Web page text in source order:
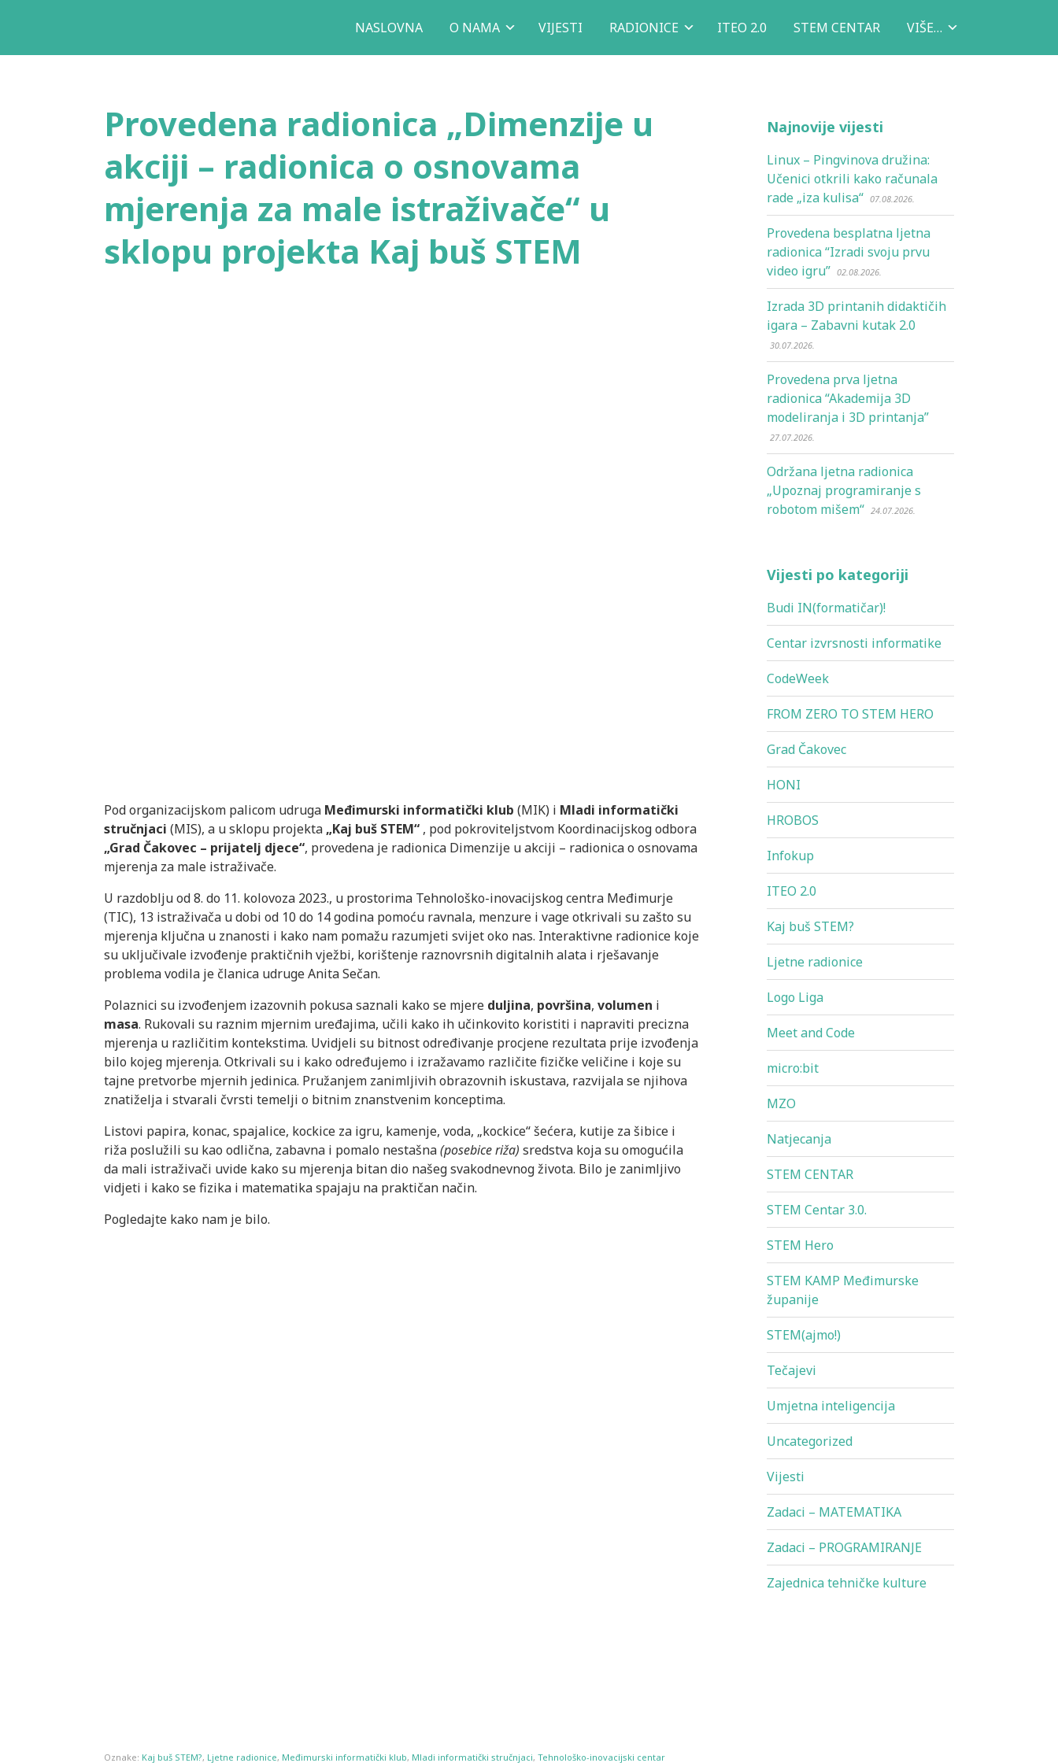
NASLOVNA O NAMA VIJESTI RADIONICE ITEO 2.0 STEM CENTAR VIŠE…
Provedena radionica „Dimenzije u
akciji – radionica o osnovama
mjerenja za male istraživače“ u
sklopu projekta Kaj buš STEM
Pod organizacijskom palicom udruga Međimurski informatički klub (MIK) i Mladi informatički
stručnjaci (MIS), a u sklopu projekta „Kaj buš STEM“ , pod pokroviteljstvom Koordinacijskog odbora
„Grad Čakovec – prijatelj djece“, provedena je radionica Dimenzije u akciji – radionica o osnovama
mjerenja za male istraživače.
U razdoblju od 8. do 11. kolovoza 2023., u prostorima Tehnološko-inovacijskog centra Međimurje
(TIC), 13 istraživača u dobi od 10 do 14 godina pomoću ravnala, menzure i vage otkrivali su zašto su
mjerenja ključna u znanosti i kako nam pomažu razumjeti svijet oko nas. Interaktivne radionice koje
su uključivale izvođenje praktičnih vježbi, korištenje raznovrsnih digitalnih alata i rješavanje
problema vodila je članica udruge Anita Sečan.
Polaznici su izvođenjem izazovnih pokusa saznali kako se mjere duljina, površina, volumen i
masa. Rukovali su raznim mjernim uređajima, učili kako ih učinkovito koristiti i napraviti precizna
mjerenja u različitim kontekstima. Uvidjeli su bitnost određivanje procjene rezultata prije izvođenja
bilo kojeg mjerenja. Otkrivali su i kako određujemo i izražavamo različite fizičke veličine i koje su
tajne pretvorbe mjernih jedinica. Pružanjem zanimljivih obrazovnih iskustava, razvijala se njihova
znatiželja i stvarali čvrsti temelji o bitnim znanstvenim konceptima.
Listovi papira, konac, spajalice, kockice za igru, kamenje, voda, „kockice“ šećera, kutije za šibice i
riža poslužili su kao odlična, zabavna i pomalo nestašna(posebice riža) sredstva koja su omogućila
da mali istraživači uvide kako su mjerenja bitan dio našeg svakodnevnog života. Bilo je zanimljivo
vidjeti i kako se fizika i matematika spajaju na praktičan način.
Pogledajte kako nam je bilo.
Oznake: Kaj buš STEM?, Ljetne radionice, Međimurski informatički klub, Mladi informatički stručnjaci, Tehnološko-inovacijski centar
Najnovije vijesti
Linux – Pingvinova družina:
Učenici otkrili kako računala
rade „iza kulisa“ 07.08.2026.
Provedena besplatna ljetna
radionica “Izradi svoju prvu
video igru” 02.08.2026.
Izrada 3D printanih didaktičih
igara – Zabavni kutak 2.0
30.07.2026.
Provedena prva ljetna
radionica “Akademija 3D
modeliranja i 3D printanja”
27.07.2026.
Održana ljetna radionica
„Upoznaj programiranje s
robotom mišem“ 24.07.2026.
Vijesti po kategoriji
Budi IN(formatičar)!
Centar izvrsnosti informatike
CodeWeek
FROM ZERO TO STEM HERO
Grad Čakovec
HONI
HROBOS
Infokup
ITEO 2.0
Kaj buš STEM?
Ljetne radionice
Logo Liga
Meet and Code
micro:bit
MZO
Natjecanja
STEM CENTAR
STEM Centar 3.0.
STEM Hero
STEM KAMP Međimurske
županije
STEM(ajmo!)
Tečajevi
Umjetna inteligencija
Uncategorized
Vijesti
Zadaci – MATEMATIKA
Zadaci – PROGRAMIRANJE
Zajednica tehničke kulture